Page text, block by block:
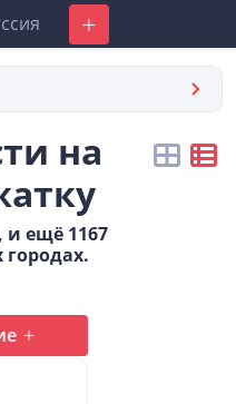
Добавить
на
и ещё 1167